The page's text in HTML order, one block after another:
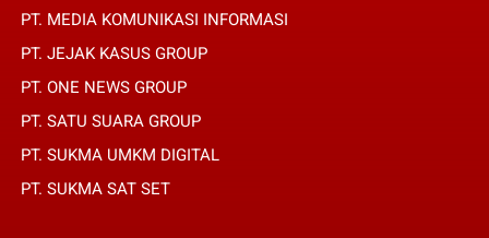
PT. MEDIA KOMUNIKASI INFORMASI
PT. JEJAK KASUS GROUP
PT. ONE NEWS GROUP
PT. SATU SUARA GROUP
PT. SUKMA UMKM DIGITAL
PT. SUKMA SAT SET